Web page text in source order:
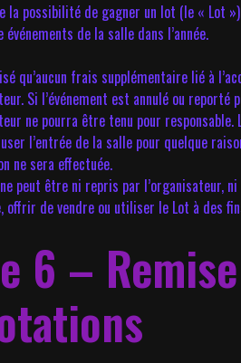
la possibilité de gagner un lot (le « Lot
événements de la salle dans l’année.
qu’aucun frais supplémentaire lié à
Si l’événement est annulé ou
ne pourra être tenu pour
l’entrée de la salle pour quelque
ne sera effectuée.
peut être ni repris par l’organisateur,
offrir de vendre ou utiliser le Lot à des
6 –